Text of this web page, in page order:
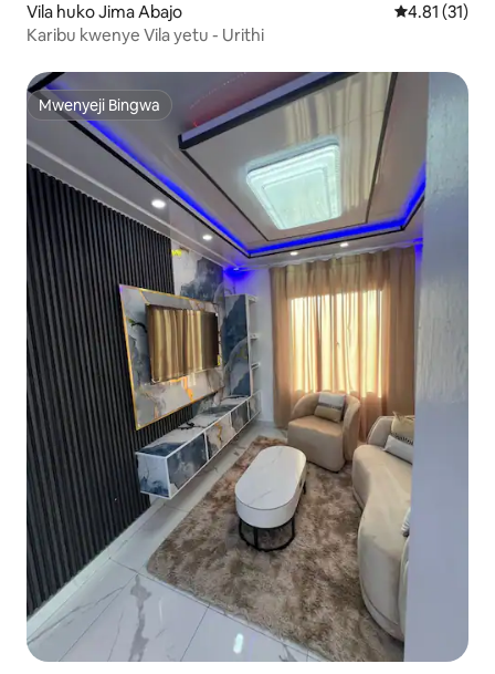
Vila huko Jima Abajo Ukadiriaji wa
4.81 (31)
Karibu kwenye Vila yetu - Urithi
Mwenyeji Bingwa
Mwenyeji Bingwa